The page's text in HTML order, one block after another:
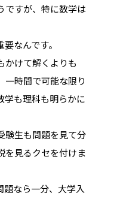
ですが、特に数学は
なんです。
かけて解くよりも
一時間で可能な限り
学も理科も明らかに
験生も問題を見て分
を見るクセを付けま
題なら一分、大学入